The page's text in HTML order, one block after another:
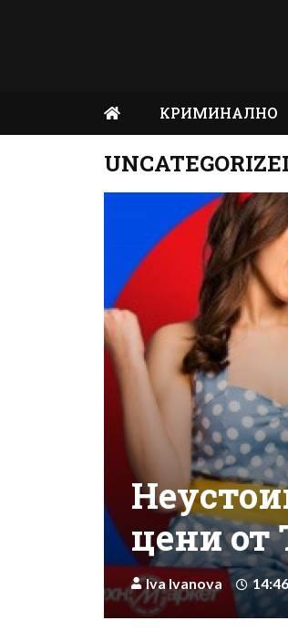
КРИМИНАЛНО
цени от
Iva Ivanova